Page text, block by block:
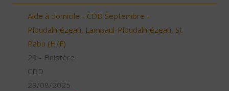
Aide à domicile - CDD Septembre -
Ploudalmézeau, Lampaul-Ploudalmézeau, St
Pabu (H/F)
29 - Finistère
CDD
29/08/2025